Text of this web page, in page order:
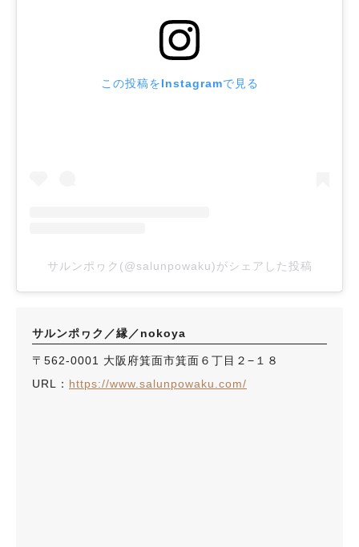
この投稿をInstagramで見る
サルンポヮク(@salunpowaku)がシェアした投稿
サルンポヮク／縁／nokoya
〒562-0001 大阪府箕面市箕面６丁目２−１８
URL： https://www.salunpowaku.com/